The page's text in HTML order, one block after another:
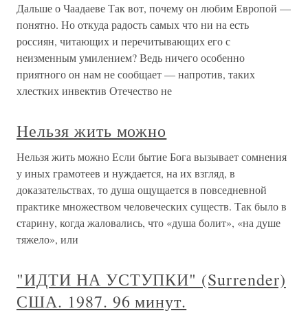
Дальше о Чаадаеве Так вот, почему он любим Европой —
понятно. Но откуда радость самых что ни на есть
россиян, читающих и перечитывающих его с
неизменным умилением? Ведь ничего особенно
приятного он нам не сообщает — напротив, таких
хлестких инвектив Отечество не
Нельзя жить можно
Нельзя жить можно Если бытие Бога вызывает сомнения
у иных грамотеев и нуждается, на их взгляд, в
доказательствах, то душа ощущается в повседневной
практике множеством человеческих существ. Так было в
старину, когда жаловались, что «душа болит», «на душе
тяжело», или
"ИДТИ НА УСТУПКИ" (Surrender)
США. 1987. 96 минут.